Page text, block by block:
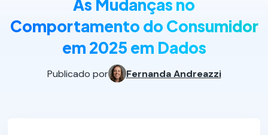
As Mudanças no
Comportamento do Consumidor
em 2025 em Dados
Publicado por Fernanda Andreazzi